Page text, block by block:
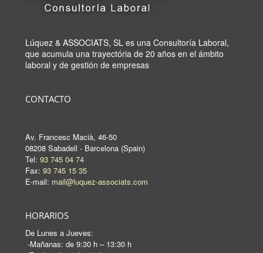
Lúquez & ASSOCIATS, SL es una Consultoría Laboral,
que acumula una trayectória de 20 años en el ámbito
laboral y de gestión de empresas
CONTACTO
Av. Francesc Macià, 46-50
08208 Sabadell - Barcelona (Spain)
Tel: 93 745 04 74
Fax: 93 745 15 35
E-mail: mail@luquez-associats.com
HORARIOS
De Lunes a Jueves:
-Mañanas: de 9:30 h – 13:30 h